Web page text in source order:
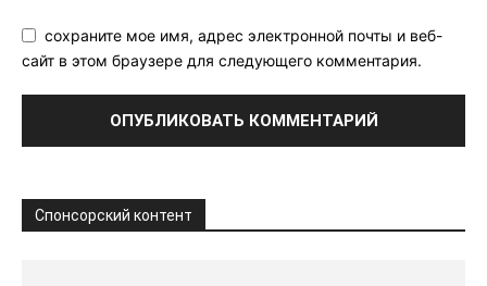
сохраните мое имя, адрес электронной почты и веб-
сайт в этом браузере для следующего комментария.
Спонсорский контент